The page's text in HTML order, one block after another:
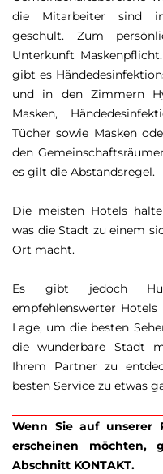
die Mitarbeiter sind in
geschult. Zum
Unterkunft
gibt es
und in den Zimmern
Masken,
Tücher sowie Masken
den
es gilt die Abstandsregel.
Die meisten Hotels
was die Stadt zu einem
Ort macht.
Es gibt jedoch
empfehlenswerter
Lage, um die besten
die wunderbare Stadt
Ihrem Partner zu
besten Service zu etwas
Wenn Sie auf unserer
erscheinen möchten,
Abschnitt KONTAKT.